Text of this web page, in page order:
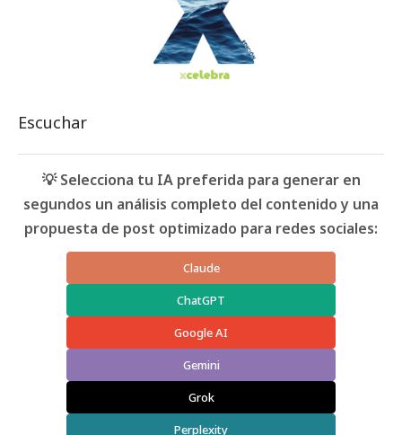
Escuchar
💡 Selecciona tu IA preferida para generar en
segundos un análisis completo del contenido y una
propuesta de post optimizado para redes sociales:
Claude
ChatGPT
Google AI
Gemini
Grok
Perplexity